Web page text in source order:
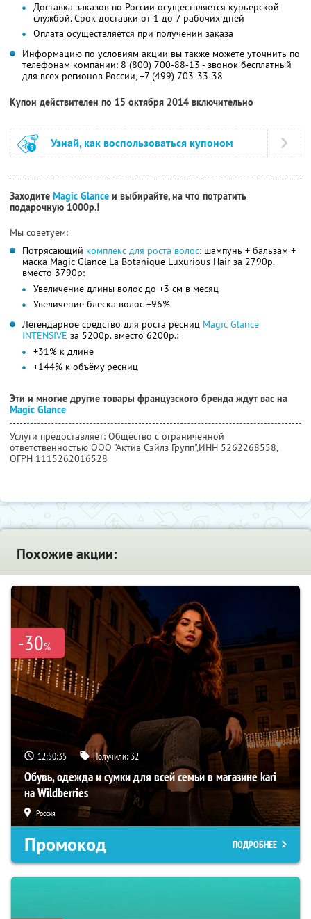
Доставка заказов по России осуществляется курьерской
службой. Срок доставки от 1 до 7 рабочих дней
Оплата осуществляется при получении заказа
Информацию по условиям акции вы также можете уточнить по
телефонам компании: 8 (800) 700-88-13 - звонок бесплатный
для всех регионов России,+7 (499) 703-33-38
Купон действителен по 15 октября 2014 включительно
Узнай, как воспользоваться купоном
Заходите Magic Glance и выбирайте, на что потратить
подарочную 1000р.!
Мы советуем:
Потрясающий комплекс для роста волос: шампунь + бальзам +
маска Magic Glance La Botanique Luxurious Hair за 2790р.
вместо 3790р:
Увеличение длины волос до +3 см в месяц
Увеличение блеска волос +96%
Легендарное средство для роста ресниц Magic Glance
INTENSIVE за 5200р. вместо 6200р.:
+31% к длине
+144% к объёму ресниц
Эти и многие другие товары французского бренда ждут вас на
Magic Glance
Услуги предоставляет: Общество с ограниченной
ответственностью ООО "Актив Сэйлз Групп",ИНН 5262268558,
ОГРН 1115262016528
Похожие акции:
-30%
12:50:34 Получили: 32
Обувь, одежда и сумки для всей семьи в магазине kari
на Wildberries
Россия
Промокод ПОДРОБНЕЕ